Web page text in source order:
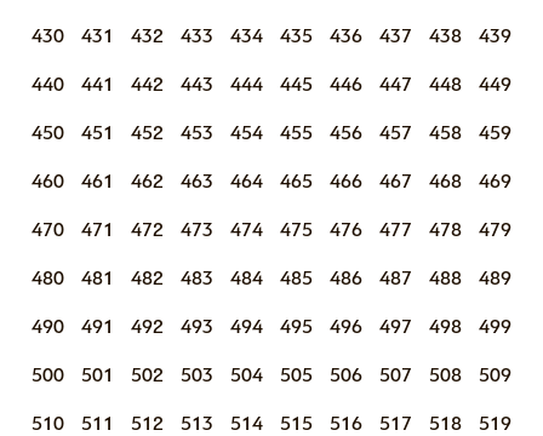
430 431 432 433 434 435 436 437 438 439
440 441 442 443 444 445 446 447 448 449
450 451 452 453 454 455 456 457 458 459
460 461 462 463 464 465 466 467 468 469
470 471 472 473 474 475 476 477 478 479
480 481 482 483 484 485 486 487 488 489
490 491 492 493 494 495 496 497 498 499
500 501 502 503 504 505 506 507 508 509
510 511 512 513 514 515 516 517 518 519